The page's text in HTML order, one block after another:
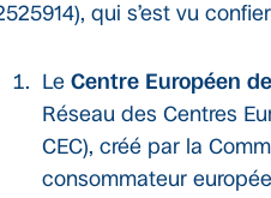
qui s’est vu
Le Centre Européen
Réseau des Centres
CEC), créé par la
consommateur